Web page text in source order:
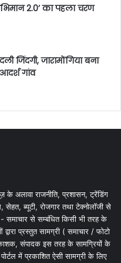
2.0’ का पहला चरण
जिंदगी, जारामोंगिया बना
गांव
के अलावा राजनीति, प्रशासन, ट्रेंडिंग
ब्यूटी, रोजगार तथा टेक्नोलॉजी से
से सम्बंधित किसी भी तरह के
प्रस्तुत सामग्री ( समाचार / फोटो
संपादक इस तरह के सामग्रियों के
में प्रकाशित ऐसी सामग्री के लिए